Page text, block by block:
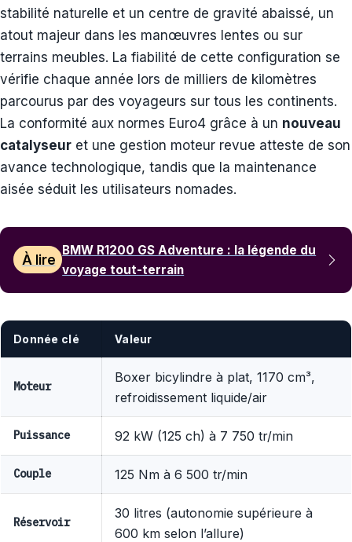
stabilité naturelle et un centre de gravité abaissé, un
atout majeur dans les manœuvres lentes ou sur
terrains meubles. La fiabilité de cette configuration se
vérifie chaque année lors de milliers de kilomètres
parcourus par des voyageurs sur tous les continents.
La conformité aux normes Euro4 grâce à un nouveau
catalyseur et une gestion moteur revue atteste de son
avance technologique, tandis que la maintenance
aisée séduit les utilisateurs nomades.
À lire
BMW R1200 GS Adventure : la légende du
voyage tout-terrain
Donnée clé Valeur
Moteur
Boxer bicylindre à plat, 1170 cm³,
refroidissement liquide/air
Puissance 92 kW (125 ch) à 7 750 tr/min
Couple 125 Nm à 6 500 tr/min
Réservoir
30 litres (autonomie supérieure à
600 km selon l’allure)